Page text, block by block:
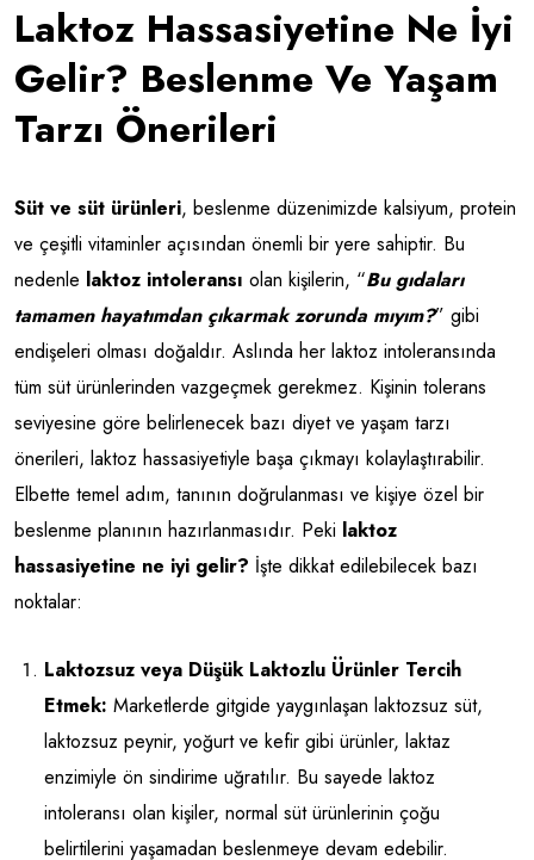
Laktoz Hassasiyetine Ne İyi
Gelir? Beslenme Ve Yaşam
Tarzı Önerileri
Süt ve süt ürünleri, beslenme düzenimizde kalsiyum, protein
ve çeşitli vitaminler açısından önemli bir yere sahiptir. Bu
nedenle laktoz intoleransı olan kişilerin, “Bu gıdaları
tamamen hayatımdan çıkarmak zorunda mıyım?” gibi
endişeleri olması doğaldır. Aslında her laktoz intoleransında
tüm süt ürünlerinden vazgeçmek gerekmez. Kişinin tolerans
seviyesine göre belirlenecek bazı diyet ve yaşam tarzı
önerileri, laktoz hassasiyetiyle başa çıkmayı kolaylaştırabilir.
Elbette temel adım, tanının doğrulanması ve kişiye özel bir
beslenme planının hazırlanmasıdır. Peki laktoz
hassasiyetine ne iyi gelir? İşte dikkat edilebilecek bazı
noktalar:
Laktozsuz veya Düşük Laktozlu Ürünler Tercih
Etmek: Marketlerde gitgide yaygınlaşan laktozsuz süt,
laktozsuz peynir, yoğurt ve kefir gibi ürünler, laktaz
enzimiyle ön sindirime uğratılır. Bu sayede laktoz
intoleransı olan kişiler, normal süt ürünlerinin çoğu
belirtilerini yaşamadan beslenmeye devam edebilir.